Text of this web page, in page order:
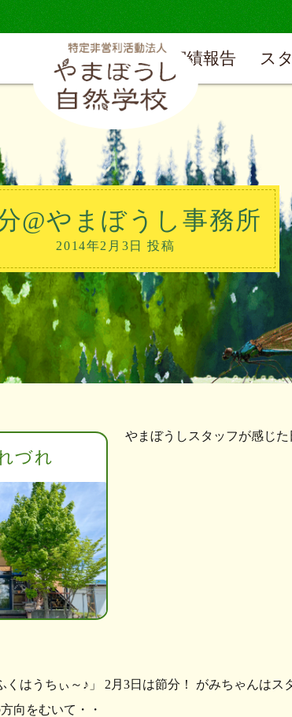
実績報告 ス
@やまぼうし事務所
2014年2月3日 投稿
づれ
やまぼうしスタッフが感じ
くはうちぃ～♪」 2月3日は節分！ がみちゃんは
向をむいて・・